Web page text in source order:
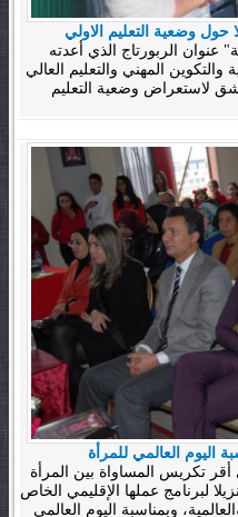
وضعية التعليم الاولي
عنوان الربورتاج الذي أعدته
والتكوين المهني والتعليم العالي
لاستعراض وضعية التعليم
اليوم العالمي للمرأة
تكريس المساواة بين المرأة
لبرنامج عملها الإقليمي الخاص
وبمناسبة اليوم العالمي